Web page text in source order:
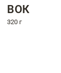
ВОК
320 г